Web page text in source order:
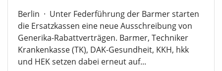
Berlin · Unter Federführung der Barmer starten
die Ersatzkassen eine neue Ausschreibung von
Generika-Rabattverträgen. Barmer, Techniker
Krankenkasse (TK), DAK-Gesundheit, KKH, hkk
und HEK setzen dabei erneut auf...